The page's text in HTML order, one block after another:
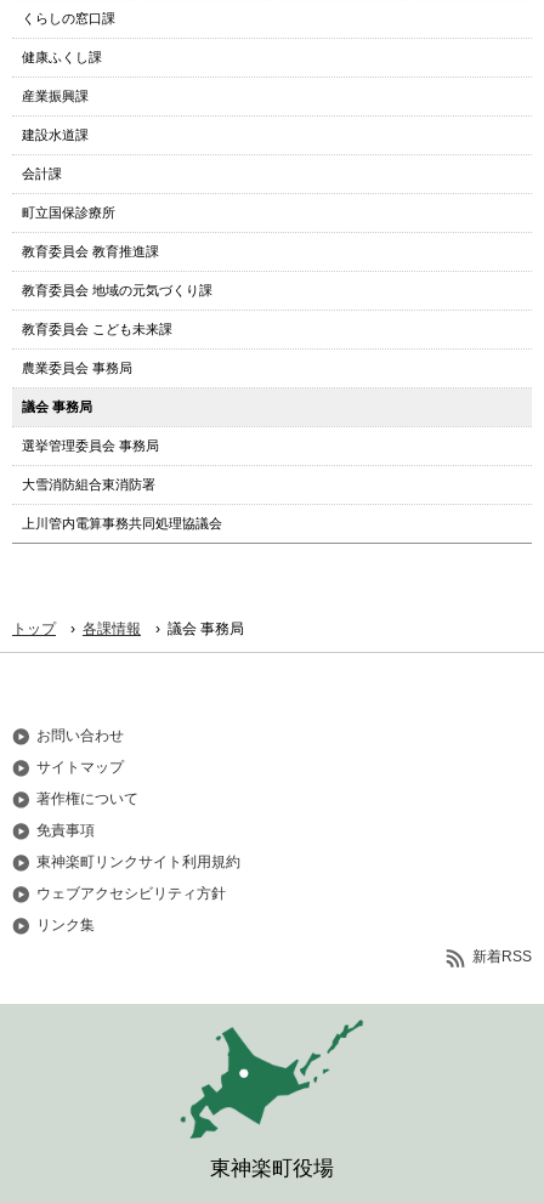
へ
文
メ
ニ
ュ
ー
へ
くらしの窓口課
健康ふくし課
産業振興課
建設水道課
会計課
町立国保診療所
教育委員会 教育推進課
教育委員会 地域の元気づくり課
教育委員会 こども未来課
農業委員会 事務局
議会 事務局
選挙管理委員会 事務局
大雪消防組合東消防署
上川管内電算事務共同処理協議会
トップ › 各課情報 › 議会 事務局
お問い合わせ
サイトマップ
著作権について
免責事項
東神楽町リンクサイト利用規約
ウェブアクセシビリティ方針
リンク集
新着RSS
東神楽町役場